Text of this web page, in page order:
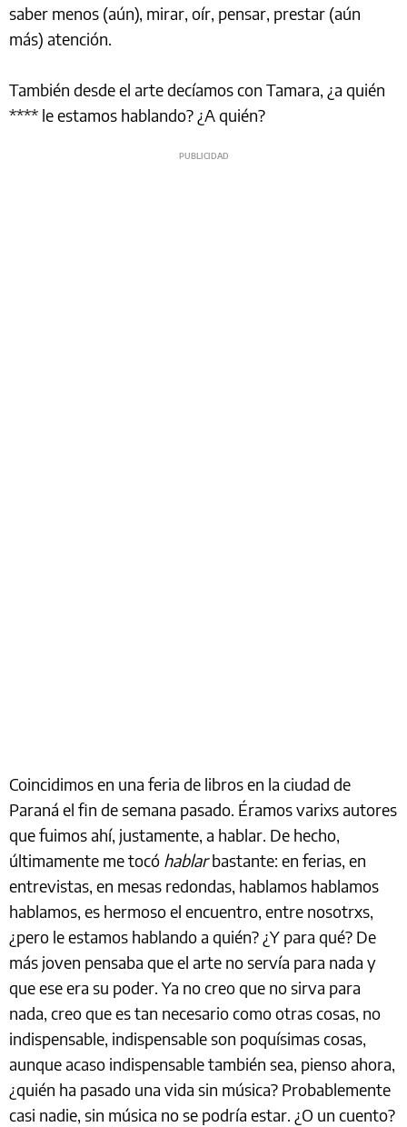
saber menos (aún), mirar, oír, pensar, prestar (aún
más) atención.
También desde el arte decíamos con Tamara, ¿a quién
**** le estamos hablando? ¿A quién?
Coincidimos en una feria de libros en la ciudad de
Paraná el fin de semana pasado. Éramos varixs autores
que fuimos ahí, justamente, a hablar. De hecho,
últimamente me tocó hablarbastante: en ferias, en
entrevistas, en mesas redondas, hablamos hablamos
hablamos, es hermoso el encuentro, entre nosotrxs,
¿pero le estamos hablando a quién? ¿Y para qué? De
más joven pensaba que el arte no servía para nada y
que ese era su poder. Ya no creo que no sirva para
nada, creo que es tan necesario como otras cosas, no
indispensable, indispensable son poquísimas cosas,
aunque acaso indispensable también sea, pienso ahora,
¿quién ha pasado una vida sin música? Probablemente
casi nadie, sin música no se podría estar. ¿O un cuento?